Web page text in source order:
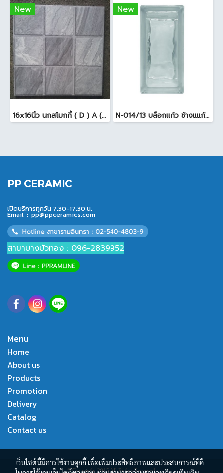
New
16x16นิ้ว นกสโมกกี้ ( D ) A (Pack6)
New
N-014/13 บล็อกแก้ว ช้างแแก้ว WOW หยาดเพชร ( 24x11.5x8 cm.)
PP CERAMIC
เปิดบริการทุกวัน 7.30-17.30 น.
Email : pp@ppceramics.com
สาขาบางบัวทอง : 096-2839952
Menu
Home
About us
Products
Promotion
Delivery
Catalog
Contact us
© Copyright 2015 All Rights Reserved.
เว็บไซต์นี้มีการใช้งานคุกกี้ เพื่อเพิ่มประสิทธิภาพและประสบการณ์ที่ดี